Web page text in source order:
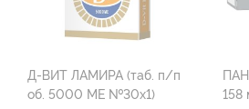
Д-ВИТ ЛАМИРА (таб. п/п
об. 5000 МЕ №30х1)